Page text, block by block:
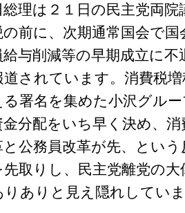
総理は２１日の民主党両
の前に、次期通常国会で
給与削減等の早期成立に
道されています。消費税
る署名を集めた小沢グル
金分配をいち早く決め、
と公務員改革が先、とい
先取りし、民主党離党の
りありと見え隠れしてい